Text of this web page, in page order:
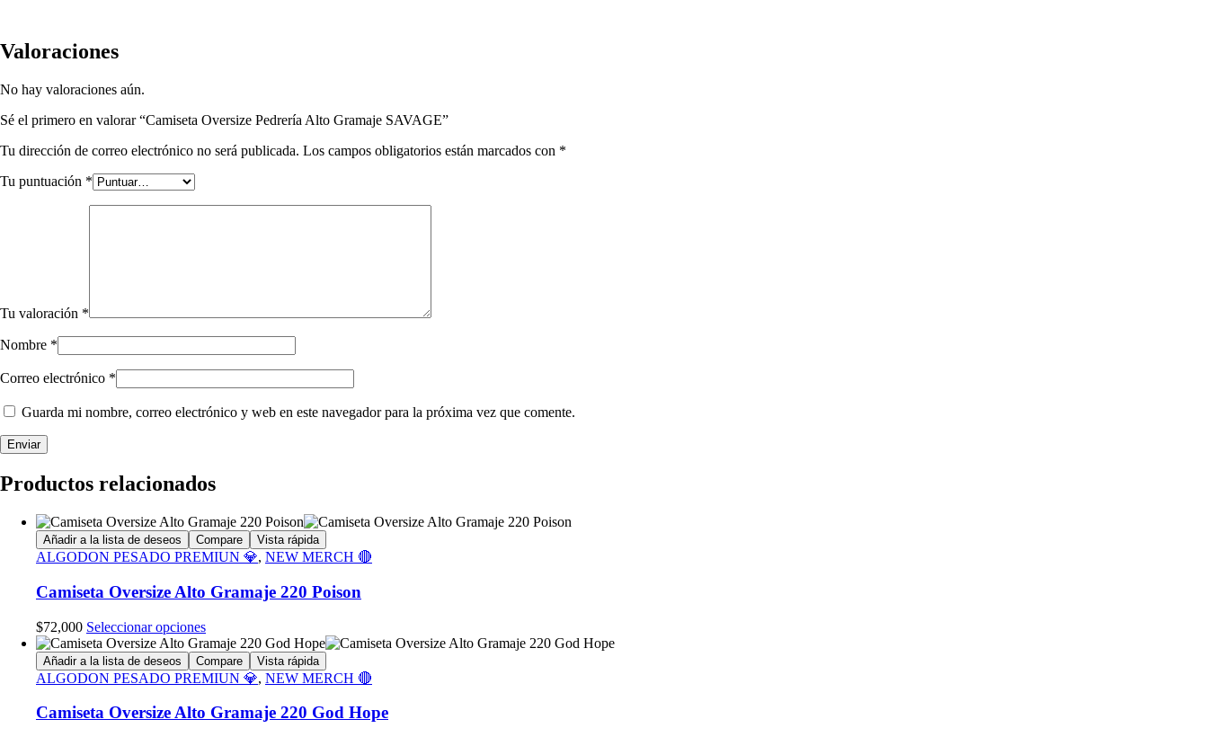
Valoraciones
No hay valoraciones aún.
Sé el primero en valorar “Camiseta Oversize Pedrería Alto Gramaje SAVAGE”
Tu dirección de correo electrónico no será publicada. Los campos obligatorios están marcados con *
Tu puntuación *
Tu valoración *
Nombre *
Correo electrónico *
Guarda mi nombre, correo electrónico y web en este navegador para la próxima vez que comente.
Productos relacionados
Añadir a la lista de deseos Compare Vista rápida
ALGODON PESADO PREMIUN 💎, NEW MERCH 🔴
Camiseta Oversize Alto Gramaje 220 Poison
$72,000 Seleccionar opcionesEste
producto
tiene
múltiples
Las
opciones
Añadir a la lista de deseos Compare Vista rápida
ALGODON PESADO PREMIUN 💎, NEW MERCH 🔴
Camiseta Oversize Alto Gramaje 220 God Hope